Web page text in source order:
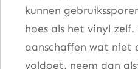
kunnen
hoes als het vinyl
aanschaffen wat niet
voldoet, neem dan